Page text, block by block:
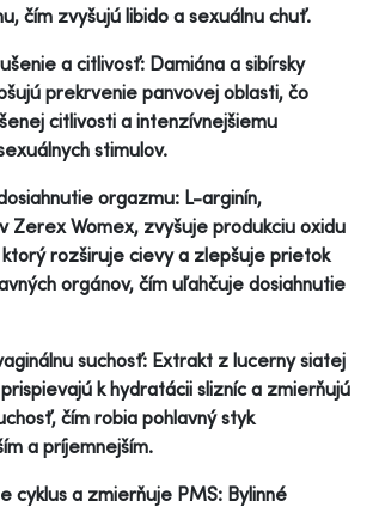
čím zvyšujú libido a sexuálnu chuť.
a citlivosť: Damiána a sibírsky
prekrvenie panvovej oblasti, čo
citlivosti a intenzívnejšiemu
stimulov.
orgazmu: L-arginín,
Zerex Womex, zvyšuje produkciu oxidu
rozširuje cievy a zlepšuje prietok
orgánov, čím uľahčuje dosiahnutie
suchosť: Extrakt z lucerny siatej
k hydratácii slizníc a zmierňujú
čím robia pohlavný styk
a príjemnejším.
cyklus a zmierňuje PMS: Bylinné